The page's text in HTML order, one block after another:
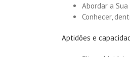
Abordar a
Conhecer,
Aptidões e